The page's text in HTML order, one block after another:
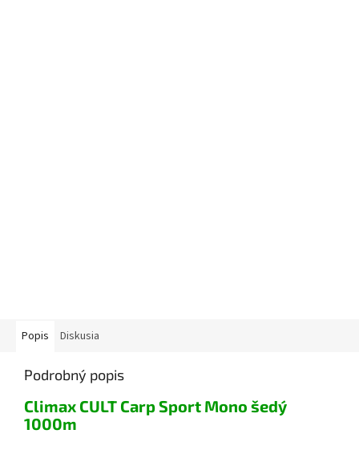
Popis Diskusia
Podrobný popis
Climax CULT Carp Sport Mono šedý
1000m